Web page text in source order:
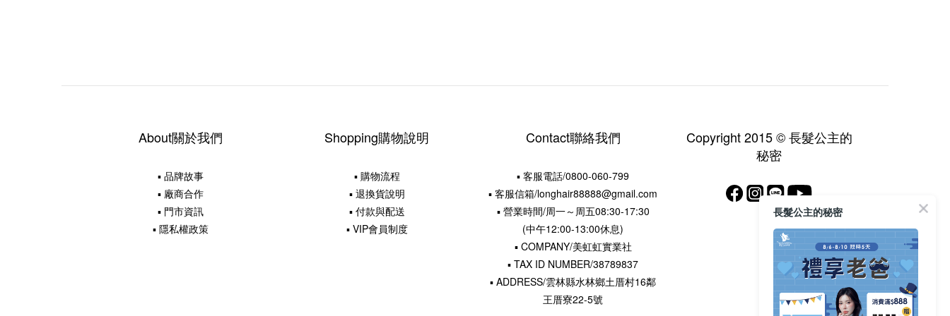
About關於我們
▪ 品牌故事
▪ 廠商合作
▪ 門市資訊
▪ 隱私權政策
Shopping購物說明
▪ 購物流程
▪ 退換貨說明
▪ 付款與配送
▪ VIP會員制度
Contact聯絡我們
▪ 客服電話/0800-060-799
▪ 客服信箱/longhair88888@gmail.com
▪ 營業時間/周一～周五08:30-17:30
(中午12:00-13:00休息)
▪ COMPANY/美虹虹實業社
▪ TAX ID NUMBER/38789837
▪ ADDRESS/雲林縣水林鄉土厝村16鄰
王厝寮22-5號
Copyright 2015 © 長髮公主的
秘密
長髮公主的秘密